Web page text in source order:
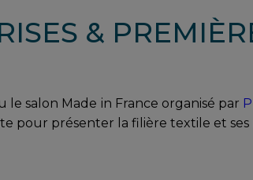
&
le salon Made in France organisé par
pour présenter la filière textile et ses